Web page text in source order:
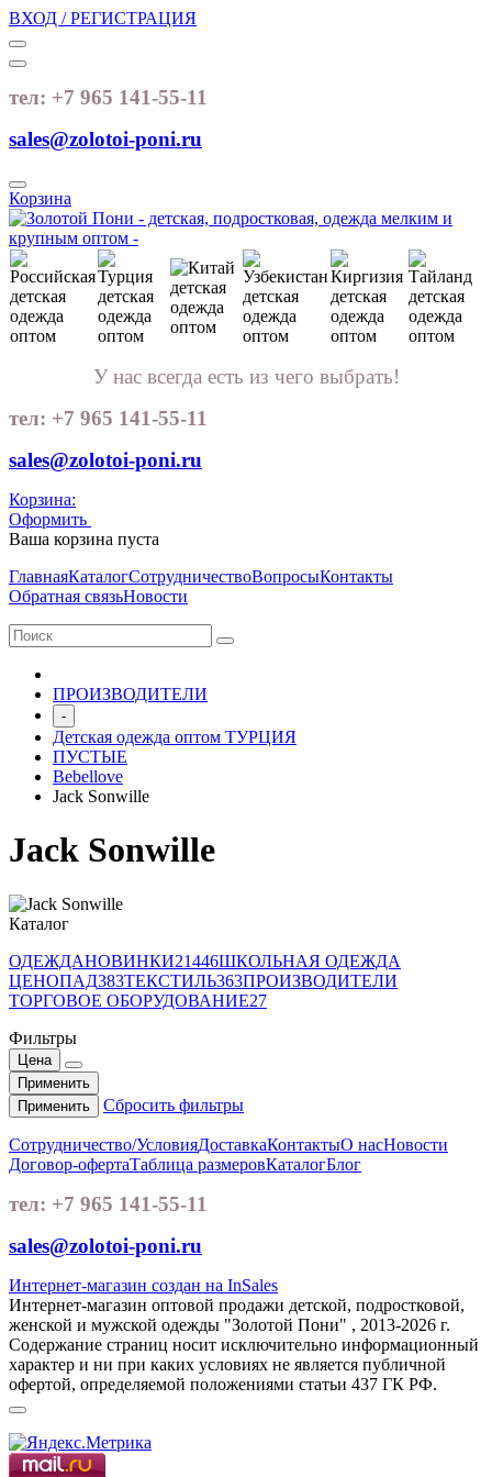
ВХОД / РЕГИСТРАЦИЯ
тел: +7 965 141-55-11
sales@zolotoi-poni.ru
Корзина
У нас всегда есть из чего выбрать!
тел: +7 965 141-55-11
sales@zolotoi-poni.ru
Корзина:
Оформить
Ваша корзина пуста
ГлавнаяКаталогСотрудничествоВопросыКонтакты
Обратная связьНовости
ПРОИЗВОДИТЕЛИ
-
Детская одежда оптом ТУРЦИЯ
ПУСТЫЕ
Bebellove
Jack Sonwille
Jack Sonwille
Каталог
ОДЕЖДАНОВИНКИ21446ШКОЛЬНАЯ ОДЕЖДА
ЦЕНОПАД383ТЕКСТИЛЬ363ПРОИЗВОДИТЕЛИ
ТОРГОВОЕ ОБОРУДОВАНИЕ27
Фильтры
Цена
Применить
Применить
Сбросить фильтры
Сотрудничество/УсловияДоставкаКонтактыО насНовости
Договор-офертаТаблица размеровКаталогБлог
тел: +7 965 141-55-11
sales@zolotoi-poni.ru
Интернет-магазин создан на InSales
Интернет-магазин оптовой продажи детской, подростковой,
женской и мужской одежды "Золотой Пони" , 2013-2026 г.
Содержание страниц носит исключительно информационный
характер и ни при каких условиях не является публичной
офертой, определяемой положениями статьи 437 ГК РФ.